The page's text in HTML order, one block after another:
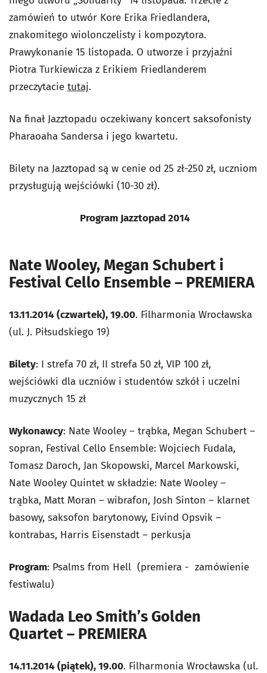
zamówień to utwór Kore Erika Friedlandera,
znakomitego wiolonczelisty i kompozytora.
Prawykonanie 15 listopada. O utworze i przyjaźni
Piotra Turkiewicza z Erikiem Friedlanderem
przeczytacie tutaj.
Na finał Jazztopadu oczekiwany koncert saksofonisty
Pharaoaha Sandersa i jego kwartetu.
Bilety na Jazztopad są w cenie od 25 zł-250 zł, uczniom
przysługują wejściówki (10-30 zł).
Program Jazztopad 2014
Nate Wooley, Megan Schubert i
Festival Cello Ensemble – PREMIERA
13.11.2014 (czwartek), 19.00. Filharmonia Wrocławska
(ul. J. Piłsudskiego 19)
Bilety: I strefa 70 zł, II strefa 50 zł, VIP 100 zł,
wejściówki dla uczniów i studentów szkół i uczelni
muzycznych 15 zł
Wykonawcy: Nate Wooley – trąbka, Megan Schubert –
sopran, Festival Cello Ensemble: Wojciech Fudala,
Tomasz Daroch, Jan Skopowski, Marcel Markowski,
Nate Wooley Quintet w składzie: Nate Wooley –
trąbka, Matt Moran – wibrafon, Josh Sinton – klarnet
basowy, saksofon barytonowy, Eivind Opsvik –
kontrabas, Harris Eisenstadt – perkusja
Program: Psalms from Hell (premiera - zamówienie
festiwalu)
Wadada Leo Smith’s Golden
Quartet – PREMIERA
14.11.2014 (piątek), 19.00. Filharmonia Wrocławska (ul.